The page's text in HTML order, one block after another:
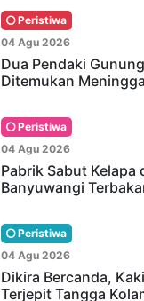
Peristiwa
04 Agu 2026
Dua Pendaki
Ditemukan
Peristiwa
04 Agu 2026
Pabrik Sabut Kelapa
Banyuwangi
Peristiwa
04 Agu 2026
Dikira Bercanda,
Terjepit Tangga